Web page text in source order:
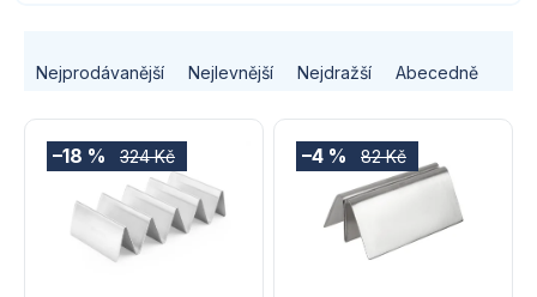
Nejprodávanější Nejlevnější Nejdražší Abecedně
V
324 Kč
–18 % 82 Kč
–4 %